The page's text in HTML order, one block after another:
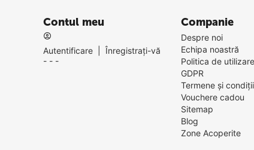
Contul meu
Autentificare
Înregistrați-vă
- - -
Companie
Despre noi
Echipa noastră
Politica de
GDPR
Termene și condiții
Vouchere cadou
Sitemap
Blog
Zone Acoperite